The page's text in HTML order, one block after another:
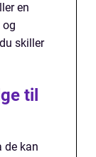
en
og
skiller
til
de kan